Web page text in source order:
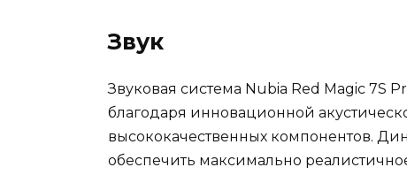
Звук
Звуковая система Nubia Red Magic 7S
благодаря инновационной
высококачественных компонентов.
обеспечить максимально